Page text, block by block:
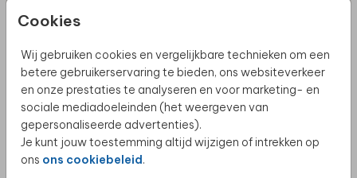
Cookies
Wij gebruiken cookies en vergelijkbare technieken om een
betere gebruikerservaring te bieden, ons websiteverkeer
en onze prestaties te analyseren en voor marketing- en
sociale mediadoeleinden (het weergeven van
gepersonaliseerde advertenties).
Je kunt jouw toestemming altijd wijzigen of intrekken op
ons ons cookiebeleid.
Wij zijnMade for Moments